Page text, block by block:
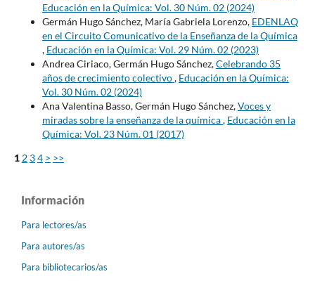
Educación en la Química: Vol. 30 Núm. 02 (2024)
Germán Hugo Sánchez, María Gabriela Lorenzo, EDENLAQ
en el Circuito Comunicativo de la Enseñanza de la Química
, Educación en la Química: Vol. 29 Núm. 02 (2023)
Andrea Ciriaco, Germán Hugo Sánchez,Celebrando 35
años de crecimiento colectivo, Educación en la Química:
Vol. 30 Núm. 02 (2024)
Ana Valentina Basso, Germán Hugo Sánchez,Voces y
miradas sobre la enseñanza de la química, Educación en la
Química: Vol. 23 Núm. 01 (2017)
1 2 34 > >>
Información
Para lectores/as
Para autores/as
Para bibliotecarios/as